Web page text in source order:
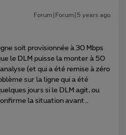
Forum|Forum|5 years ago
soit provisionnée à 30 Mbps
le DLM puisse la monter à 50
(et qui a été remise à zéro
sur la ligne qui a été
jours si le DLM agit, ou
la situation avant…